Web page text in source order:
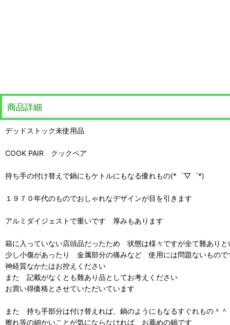
商品詳細
デッドストック未使用品
COOK PAIR クックペア
持ち手の付け替えで鍋にもケトルにもなる優れもの(*゜▽゜*)
１９７０年代のものでおしゃれなデザインが目を引きます
アルミダイジェストで重いです 厚みもあります
箱に入っていない店頭品だったため 状態は様々ですが全て難ありと
少し小傷があったり 金属部分の痛みなど 使用には問題ないもので
神経質なかたはお控えください
また 記載がなくとも難あり品としてお考えください
お買い得価格とさせていただいています
また 持ち手部分は付け替えれば、鍋のようにもなるすぐれもの＾＾
擦れ等の細かいことが気にならなければ、お薦めの鍋です